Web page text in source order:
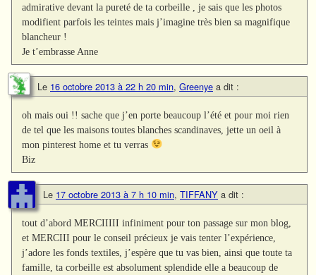
admirative devant la pureté de ta corbeille , je sais que les photos
modifient parfois les teintes mais j’imagine très bien sa magnifique
blancheur !
Je t’embrasse Anne
Le 16 octobre 2013 à 22 h 20 min, Greenye a dit :
oh mais oui !! sache que j’en porte beaucoup l’été et pour moi rien
de tel que les maisons toutes blanches scandinaves, jette un oeil à
mon pinterest home et tu verras
Biz
Le 17 octobre 2013 à 7 h 10 min, TIFFANY a dit :
tout d’abord MERCIIIII infiniment pour ton passage sur mon blog,
et MERCIII pour le conseil précieux je vais tenter l’expérience,
j’adore les fonds textiles, j’espère que tu vas bien, ainsi que toute ta
famille, ta corbeille est absolument splendide elle a beaucoup de